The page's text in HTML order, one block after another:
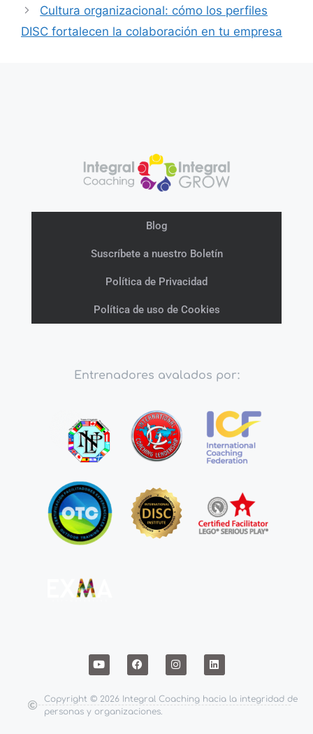
Cultura organizacional: cómo los perfiles
DISC fortalecen la colaboración en tu empresa
Blog
Suscríbete a nuestro Boletín
Política de Privacidad
Política de uso de Cookies
Entrenadores avalados por:
Copyright © 2026 Integral Coaching hacia la integridad de
personas y organizaciones.